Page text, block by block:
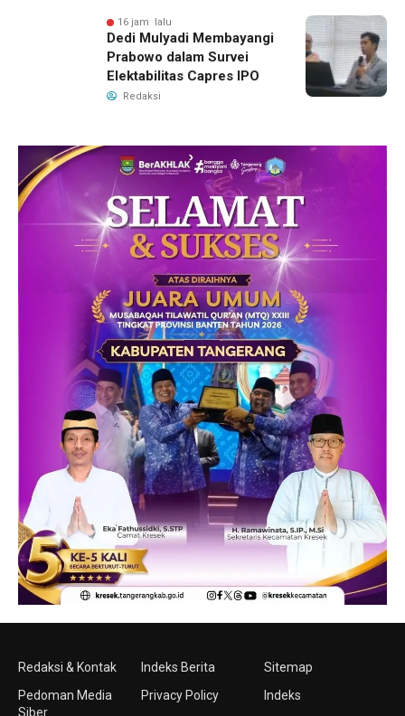
16 jam lalu
Dedi Mulyadi Membayangi
Prabowo dalam Survei
Elektabilitas Capres IPO
Redaksi
Redaksi & Kontak
Pedoman Media
Siber
Indeks Berita
Privacy Policy
Sitemap
Indeks